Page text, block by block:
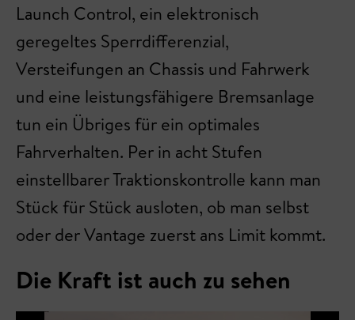
Launch Control, ein elektronisch
geregeltes Sperrdifferenzial,
Versteifungen an Chassis und Fahrwerk
und eine leistungsfähigere Bremsanlage
tun ein Übriges für ein optimales
Fahrverhalten. Per in acht Stufen
einstellbarer Traktionskontrolle kann man
Stück für Stück ausloten, ob man selbst
oder der Vantage zuerst ans Limit kommt.
Die Kraft ist auch zu sehen